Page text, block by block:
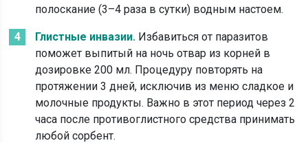
полоскание (3–4 раза в сутки) водным настоем.
Глистные инвазии. Избавиться от паразитов
поможет выпитый на ночь отвар из корней в
дозировке 200 мл. Процедуру повторять на
протяжении 3 дней, исключив из меню сладкое и
молочные продукты. Важно в этот период через 2
часа после противоглистного средства принимать
любой сорбент.